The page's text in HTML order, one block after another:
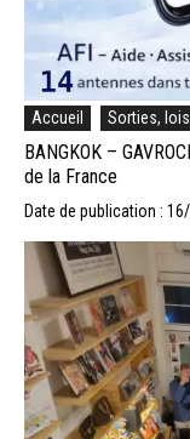
Accueil Sorties,
BANGKOK –
de la France
Date de publication :